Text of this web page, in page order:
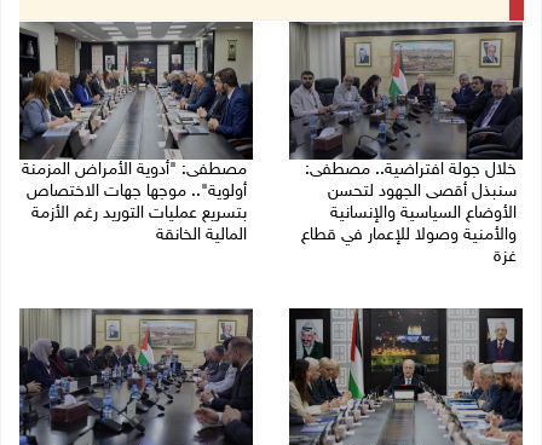
خلال جولة افتراضية.. مصطفى:
سنبذل أقصى الجهود لتحسن
الأوضاع السياسية والإنسانية
والأمنية وصولا للإعمار في قطاع
غزة
مصطفى: "أدوية الأمراض المزمنة
أولوية".. موجها جهات الاختصاص
بتسريع عمليات التوريد رغم الأزمة
المالية الخانقة